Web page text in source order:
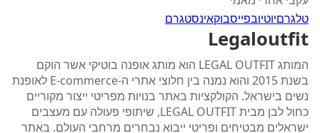
טלגרםיוטיובפייסבוקאינסטגרם
Legaloutfit
המותג LEGAL OUTFIT הוא מותג אופנה בוטיקי אשר הוקם
בשנת 2015 והוא נמנה בין חלוצי אתרי ה-E-commerce לאופנת
נשים בישראל. הקולקציות באתר בנויות מפריטי ייצור מקוריים
כחול לבן מבית LEGAL OUTFIT, שיתופי פעולה עם מעצבים
ישראלים מבטיחים ופריטי ייבוא נבחרים מרחבי העולם. באתר